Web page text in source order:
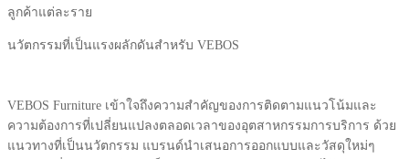
ลูกค้าแต่ละราย
นวัตกรรมที่เป็นแรงผลักดันสำหรับ VEBOS
VEBOS Furniture เข้าใจถึงความสำคัญของการติดตามแนวโน้มและ
ความต้องการที่เปลี่ยนแปลงตลอดเวลาของอุตสาหกรรมการบริการ ด้วย
แนวทางที่เป็นนวัตกรรม แบรนด์นำเสนอการออกแบบและวัสดุใหม่ๆ